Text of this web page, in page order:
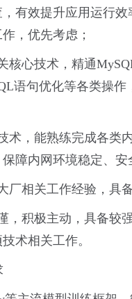
有效提升应用运行
，优先考虑；
核心技术，精通
语句优化等各类操
术，能熟练完成各
障内网环境稳定、
厂相关工作经验，
，积极主动，具备
术相关工作。